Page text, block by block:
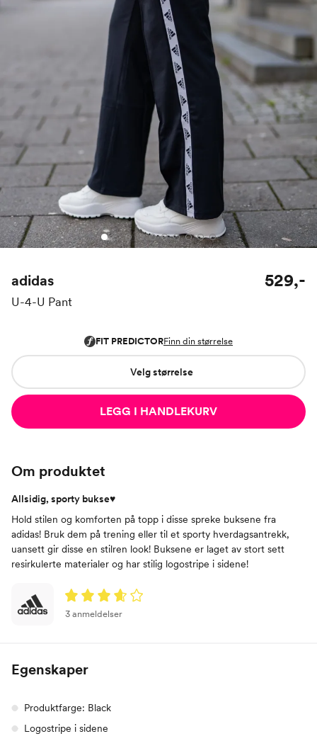
adidas
U-4-U Pant
529,-
Velg størrelse
LEGG I HANDLEKURV
Om produktet
Allsidig, sporty bukse♥
Hold stilen og komforten på topp i disse spreke buksene fra
adidas! Bruk dem på trening eller til et sporty hverdagsantrekk,
uansett gir disse en stilren look! Buksene er laget av stort sett
resirkulerte materialer og har stilig logostripe i sidene!
3 anmeldelser
Egenskaper
Produktfarge: Black
Logostripe i sidene